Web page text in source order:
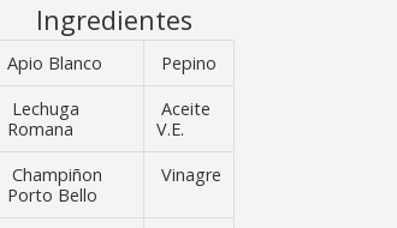
Ingredientes
Apio Blanco
Pepino
Lechuga
Romana
Aceite
V.E.
Champiñon
Porto Bello
Vinagre